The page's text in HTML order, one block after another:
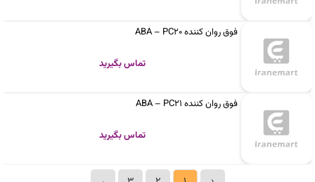
فوق روان کننده ABA – PC20
تماس بگیرید
فوق روان کننده ABA – PC21
تماس بگیرید